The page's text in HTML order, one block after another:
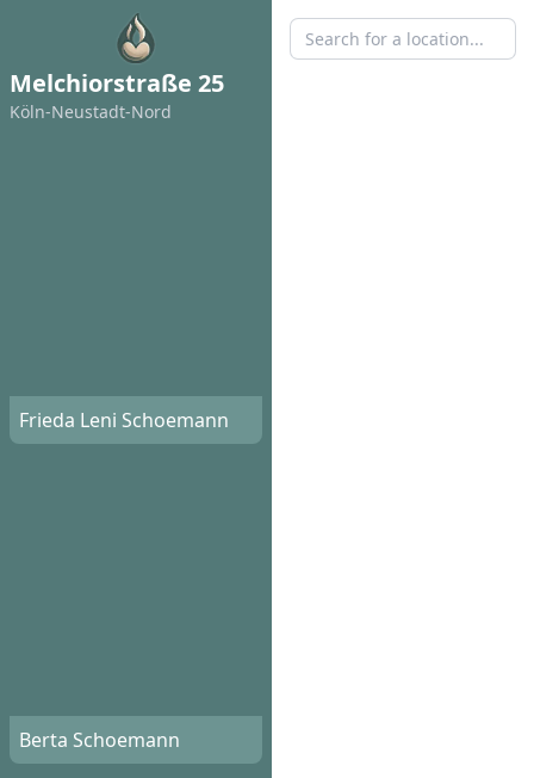
Melchiorstraße 25
Köln-Neustadt-Nord
Frieda Leni Schoemann
Berta Schoemann